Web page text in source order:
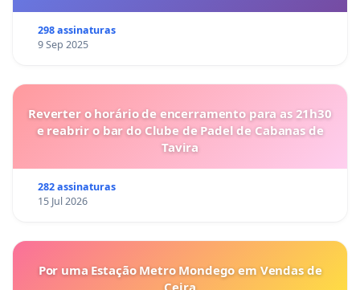
298 assinaturas
9 Sep 2025
Reverter o horário de encerramento para as 21h30
e reabrir o bar do Clube de Padel de Cabanas de
Tavira
282 assinaturas
15 Jul 2026
Por uma Estação Metro Mondego em Vendas de